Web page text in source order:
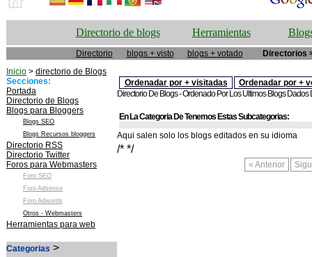
Directorio de blogs Herramientas
Directorio blogs + visto blogs + votado
Directorios
Inicio > directorio de Blogs
Secciones:
Portada
Directorio de Blogs
Blogs para Bloggers
Blogs SEO
Blogs Recursos bloggers
Directorio RSS
Directorio Twitter
Foros para Webmasters
Foro SEO
Foro Adsense
Foro Adwords
Otros - Webmasters
Herramientas para web
Categorias >
Ordenadar por + visitadas
Ordenadar por +
Directorio De Blogs - Ordenado Por Los Ultimos Blogs Dados
En La Categoria De Tenemos Estas Subcategorias:
Aqui salen solo los blogs editados en su idioma
/* */
« Anterior